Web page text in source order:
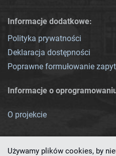
Informacje dodatkowe:
Polityka prywatności
Deklaracja dostępności
Poprawne formułowanie
Informacje o
O projekcie
Używamy plików cookies, by